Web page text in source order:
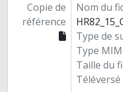
Copie de
référence
Nom du
Type de
Type
Taille du
Téléversé